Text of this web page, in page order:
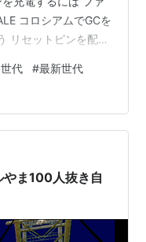
コロシアムでGCを
リセットピンを配線
Poke-Controller
DOL Macro
介 ルビ…
代 #最新世代
やま100人抜き自